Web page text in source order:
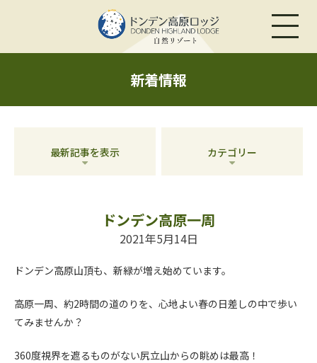
新着情報
最新記事を表示 カテゴリー
ドンデン高原一周
2021年5月14日
ドンデン高原山頂も、新緑が増え始めています。
高原一周、約2時間の道のりを、心地よい春の日差しの中で歩い
てみませんか？
360度視界を遮るものがない尻立山からの眺めは最高！